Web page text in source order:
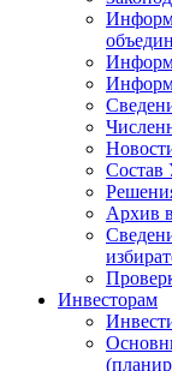
Архив
Инвесторам